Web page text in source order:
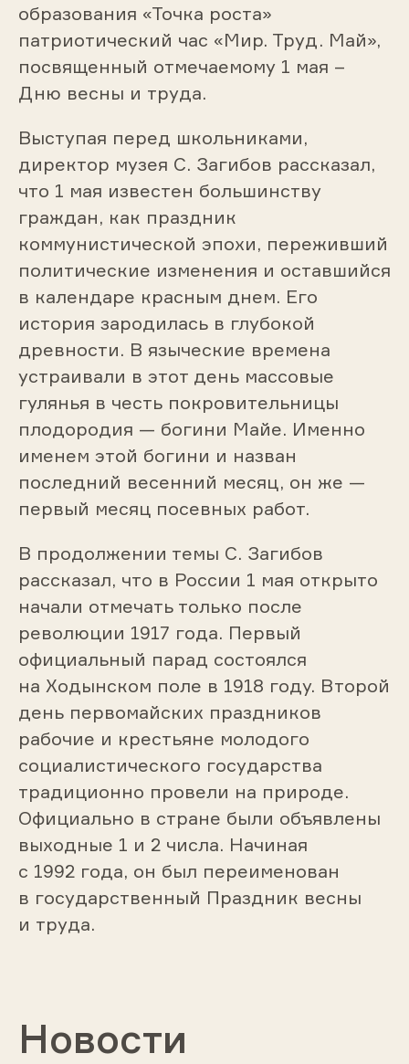
образования «Точка роста»
патриотический час «Мир. Труд. Май»,
посвященный отмечаемому 1 мая –
Дню весны и труда.
Выступая перед школьниками,
директор музея С. Загибов рассказал,
что 1 мая известен большинству
граждан, как праздник
коммунистической эпохи, переживший
политические изменения и оставшийся
в календаре красным днем. Его
история зародилась в глубокой
древности. В языческие времена
устраивали в этот день массовые
гулянья в честь покровительницы
плодородия — богини Майе. Именно
именем этой богини и назван
последний весенний месяц, он же —
первый месяц посевных работ.
В продолжении темы С. Загибов
рассказал, что в России 1 мая открыто
начали отмечать только после
революции 1917 года. Первый
официальный парад состоялся
на Ходынском поле в 1918 году. Второй
день первомайских праздников
рабочие и крестьяне молодого
социалистического государства
традиционно провели на природе.
Официально в стране были объявлены
выходные 1 и 2 числа. Начиная
с 1992 года, он был переименован
в государственный Праздник весны
и труда.
Новости